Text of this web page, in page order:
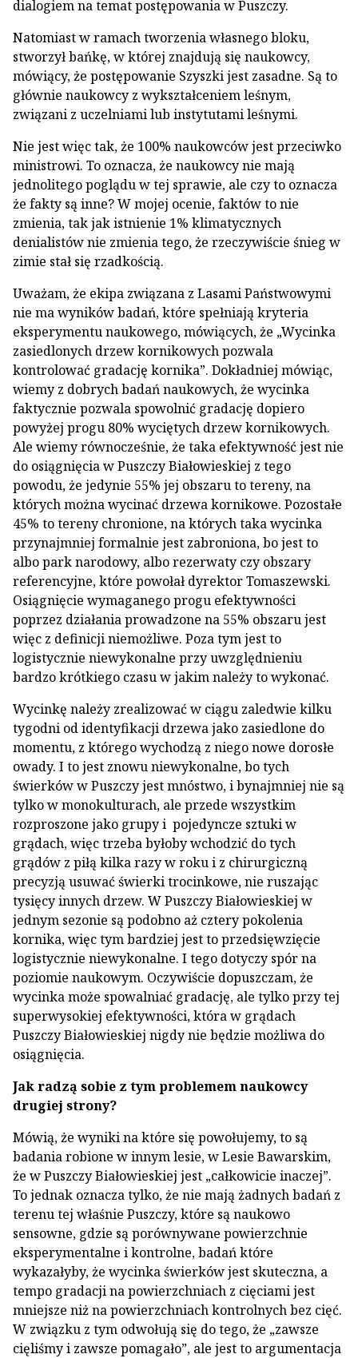
dialogiem na temat postępowania w Puszczy.
Natomiast w ramach tworzenia własnego bloku,
stworzył bańkę, w której znajdują się naukowcy,
mówiący, że postępowanie Szyszki jest zasadne. Są to
głównie naukowcy z wykształceniem leśnym,
związani z uczelniami lub instytutami leśnymi.
Nie jest więc tak, że 100% naukowców jest przeciwko
ministrowi. To oznacza, że naukowcy nie mają
jednolitego poglądu w tej sprawie, ale czy to oznacza
że fakty są inne? W mojej ocenie, faktów to nie
zmienia, tak jak istnienie 1% klimatycznych
denialistów nie zmienia tego, że rzeczywiście śnieg w
zimie stał się rzadkością.
Uważam, że ekipa związana z Lasami Państwowymi
nie ma wyników badań, które spełniają kryteria
eksperymentu naukowego, mówiących, że „Wycinka
zasiedlonych drzew kornikowych pozwala
kontrolować gradację kornika”. Dokładniej mówiąc,
wiemy z dobrych badań naukowych, że wycinka
faktycznie pozwala spowolnić gradację dopiero
powyżej progu 80% wyciętych drzew kornikowych.
Ale wiemy równocześnie, że taka efektywność jest nie
do osiągnięcia w Puszczy Białowieskiej z tego
powodu, że jedynie 55% jej obszaru to tereny, na
których można wycinać drzewa kornikowe. Pozostałe
45% to tereny chronione, na których taka wycinka
przynajmniej formalnie jest zabroniona, bo jest to
albo park narodowy, albo rezerwaty czy obszary
referencyjne, które powołał dyrektor Tomaszewski.
Osiągnięcie wymaganego progu efektywności
poprzez działania prowadzone na 55% obszaru jest
więc z definicji niemożliwe. Poza tym jest to
logistycznie niewykonalne przy uwzględnieniu
bardzo krótkiego czasu w jakim należy to wykonać.
Wycinkę należy zrealizować w ciągu zaledwie kilku
tygodni od identyfikacji drzewa jako zasiedlone do
momentu, z którego wychodzą z niego nowe dorosłe
owady. I to jest znowu niewykonalne, bo tych
świerków w Puszczy jest mnóstwo, i bynajmniej nie są
tylko w monokulturach, ale przede wszystkim
rozproszone jako grupy i pojedyncze sztuki w
grądach, więc trzeba byłoby wchodzić do tych
grądów z piłą kilka razy w roku i z chirurgiczną
precyzją usuwać świerki trocinkowe, nie ruszając
tysięcy innych drzew. W Puszczy Białowieskiej w
jednym sezonie są podobno aż cztery pokolenia
kornika, więc tym bardziej jest to przedsięwzięcie
logistycznie niewykonalne. I tego dotyczy spór na
poziomie naukowym. Oczywiście dopuszczam, że
wycinka może spowalniać gradację, ale tylko przy tej
superwysokiej efektywności, która w grądach
Puszczy Białowieskiej nigdy nie będzie możliwa do
osiągnięcia.
Jak radzą sobie z tym problemem naukowcy
drugiej strony?
Mówią, że wyniki na które się powołujemy, to są
badania robione w innym lesie, w Lesie Bawarskim,
że w Puszczy Białowieskiej jest „całkowicie inaczej”.
To jednak oznacza tylko, że nie mają żadnych badań z
terenu tej właśnie Puszczy, które są naukowo
sensowne, gdzie są porównywane powierzchnie
eksperymentalne i kontrolne, badań które
wykazałyby, że wycinka świerków jest skuteczna, a
tempo gradacji na powierzchniach z cięciami jest
mniejsze niż na powierzchniach kontrolnych bez cięć.
W związku z tym odwołują się do tego, że „zawsze
cięliśmy i zawsze pomagało”, ale jest to argumentacja